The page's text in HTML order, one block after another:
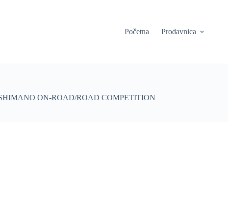
Početna
Prodavnica
ON-ROAD/ROAD COMPETITION